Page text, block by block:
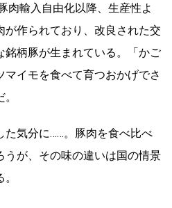
肉輸入自由化以降、生産性よ
が作られており、改良された交
銘柄豚が生まれている。「かご
マイモを食べて育つおかげでさ
た気分に……。豚肉を食べ比べ
うが、その味の違いは国の情景